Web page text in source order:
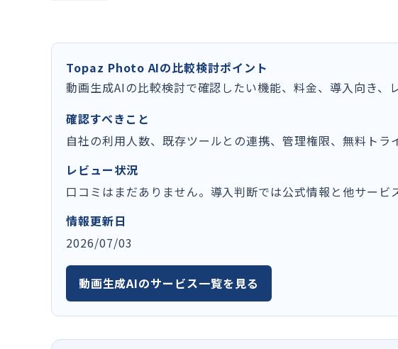
Topaz Photo AIの比較検討ポイント
動画生成AIの比較検討で確認したい機能、料金、導入向き、
確認すべきこと
自社の利用人数、既存ツールとの連携、管理権限、無料トラ
レビュー状況
口コミはまだありません。導入判断では公式情報と他サービ
情報更新日
2026/07/03
動画生成AIのサービス一覧を見る